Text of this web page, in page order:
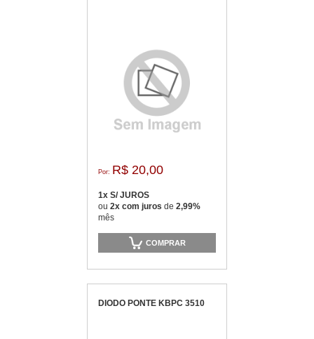
Por: R$ 20,00
1x S/ JUROS
ou 2x com juros de 2,99%
mês
COMPRAR
DIODO PONTE KBPC 3510